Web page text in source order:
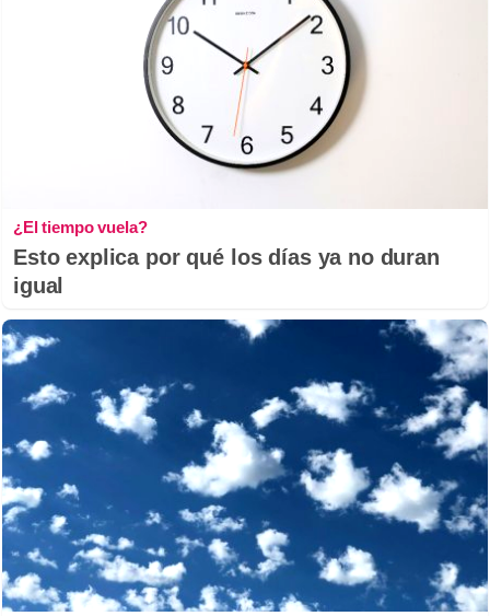
¿El tiempo vuela?
Esto explica por qué los días ya no duran
igual